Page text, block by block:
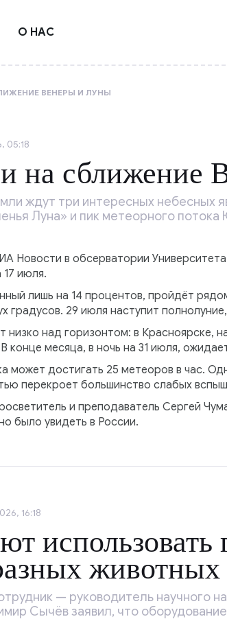
О НАС
ВЕНЕРЫ И ЛУНЫ
05:18
на сближение
ждут три интересных небесных
Луна» и пик метеорного
Новости в обсерватории
июля.
лишь на 14 процентов, пройдёт
градусов. 29 июля наступит
низко над горизонтом: в Красноярске,
конце месяца, в ночь на 31 июля,
может достигать 25 метеоров в час.
перекроет большинство слабых
и преподаватель Сергей
было увидеть в России.
16:18
использовать
животных
— руководитель научного
Сычёв заявил, что